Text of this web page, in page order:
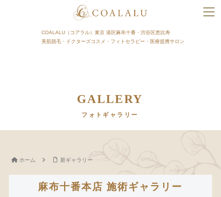
COALALU（コアラル）東京 港区麻布十番・渋谷区恵比寿
美肌脱毛・ドクターズコスメ・フィトセラピー・医療提携サロン
GALLERY
フォトギャラリー
ホーム 新ギャラリー
麻布十番本店 施術ギャラリー